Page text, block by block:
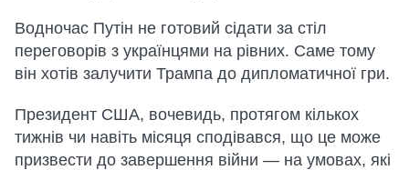
Водночас Путін не готовий сідати за стіл
переговорів з українцями на рівних. Саме тому
він хотів залучити Трампа до дипломатичної гри.
Президент США, вочевидь, протягом кількох
тижнів чи навіть місяця сподівався, що це може
призвести до завершення війни — на умовах, які